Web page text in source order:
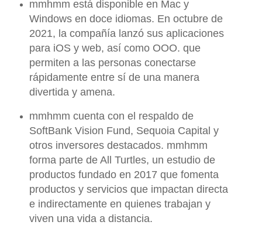
mmhmm está disponible en Mac y
Windows en doce idiomas. En octubre de
2021, la compañía lanzó sus aplicaciones
para iOS y web, así como OOO. que
permiten a las personas conectarse
rápidamente entre sí de una manera
divertida y amena.
mmhmm cuenta con el respaldo de
SoftBank Vision Fund, Sequoia Capital y
otros inversores destacados. mmhmm
forma parte de All Turtles, un estudio de
productos fundado en 2017 que fomenta
productos y servicios que impactan directa
e indirectamente en quienes trabajan y
viven una vida a distancia.